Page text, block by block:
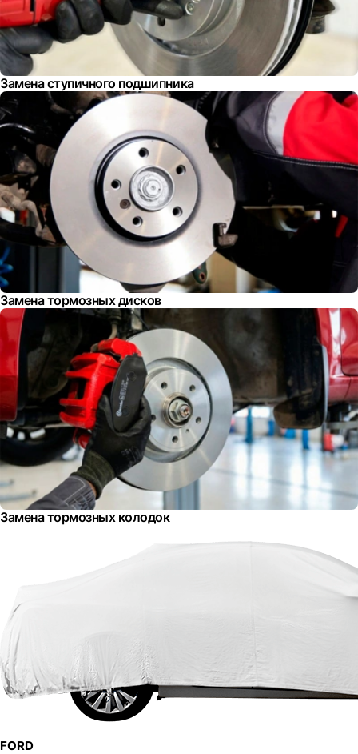
Замена ступичного подшипника
Замена тормозных дисков
Замена тормозных колодок
FORD